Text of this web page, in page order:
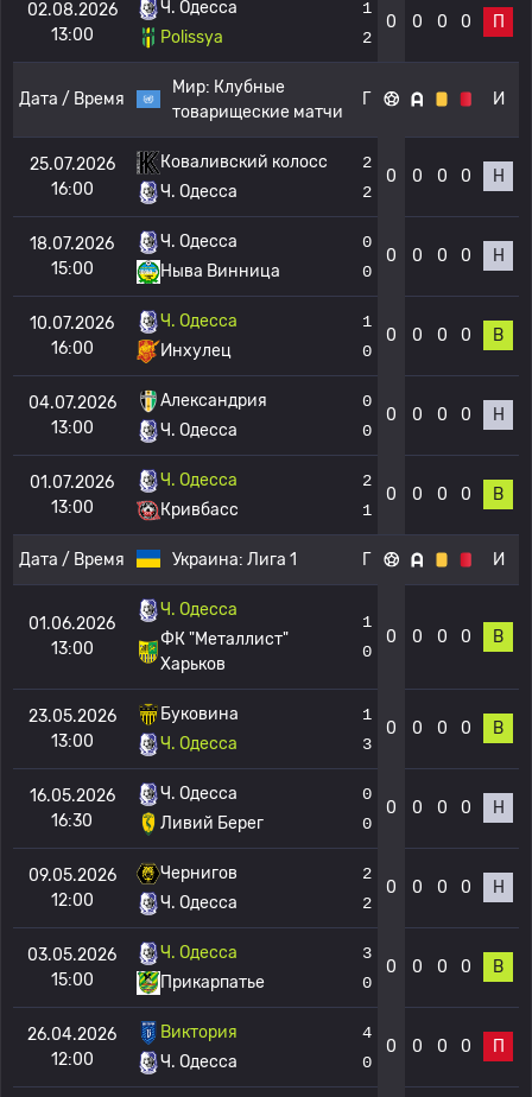
02.08.2026
13:00
Ч. Одесса
Polissya
1
2
0 0 0 0 П
Дата / Время
Мир: Клубные
товарищеские матчи
Г И
25.07.2026
16:00
Коваливский колосс
Ч. Одесса
2
2
0 0 0 0 Н
18.07.2026
15:00
Ч. Одесса
Ныва Винница
0
0
0 0 0 0 Н
10.07.2026
16:00
Ч. Одесса
Инхулец
1
0
0 0 0 0 В
04.07.2026
13:00
Александрия
Ч. Одесса
0
0
0 0 0 0 Н
01.07.2026
13:00
Ч. Одесса
Кривбасс
2
1
0 0 0 0 В
Дата / Время Украина: Лига 1 Г И
01.06.2026
13:00
Ч. Одесса
ФК "Металлист"
Харьков
1
0
0 0 0 0 В
23.05.2026
13:00
Буковина
Ч. Одесса
1
3
0 0 0 0 В
16.05.2026
16:30
Ч. Одесса
Ливий Берег
0
0
0 0 0 0 Н
09.05.2026
12:00
Чернигов
Ч. Одесса
2
2
0 0 0 0 Н
03.05.2026
15:00
Ч. Одесса
Прикарпатье
3
0
0 0 0 0 В
26.04.2026
12:00
Виктория
Ч. Одесса
4
0
0 0 0 0 П